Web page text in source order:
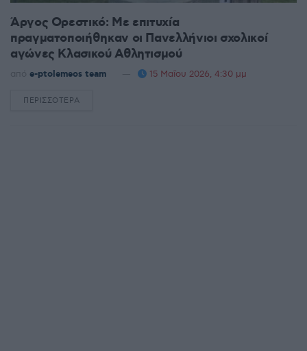
Άργος Ορεστικό: Με επιτυχία
πραγματοποιήθηκαν οι Πανελλήνιοι σχολικοί
αγώνες Κλασικού Αθλητισμού
από e-ptolemeos team 15 Μαΐου 2026, 4:30 μμ
ΠΕΡΙΣΣΌΤΕΡΑ